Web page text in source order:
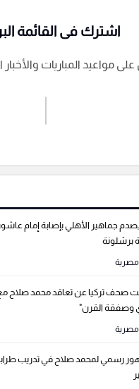
إرسال تعليق
السابقة
اشترك فى القائمة
مواعيد المباريات والأخبار
جماهير الأهلي بإصابة إمام
برشلونة
مصرية
صحف تركيا عن تعاقد محمد صلاح
وصفقة القرن"
مصرية
رسمي لمحمد صلاح في تدريب